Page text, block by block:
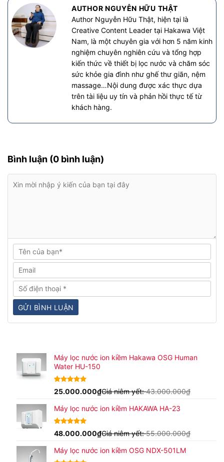
AUTHOR NGUYỄN HỮU THẬT
Author Nguyễn Hữu Thật, hiện tại là
Creative Content Leader tại Hakawa Việt
Nam, là một chuyên gia với hơn 5 năm kinh
nghiệm chuyên nghiên cứu và tổng hợp
kiến thức về thiết bị lọc nước và chăm sóc
sức khỏe gia đình như ghế thư giãn, nệm
massage…Nội dung được xác thực dựa
trên tài liệu uy tín và phản hồi thực tế từ
khách hàng.
Bình luận (0 bình luận)
Máy lọc nước ion kiềm Hakawa OSG Human
Water HU-150
4.94trên 5
17
đánh giá
25.000.000₫Giá niêm yết:43.000.000₫
Máy lọc nước ion kiềm HAKAWA HA-23
5.00trên 5
16
đánh giá
48.000.000₫Giá niêm yết:55.000.000₫
Máy lọc nước ion kiềm OSG NDX-501LM